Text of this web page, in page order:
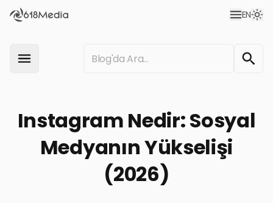
EN
Instagram Nedir: Sosyal
Medyanın Yükselişi
(2026)